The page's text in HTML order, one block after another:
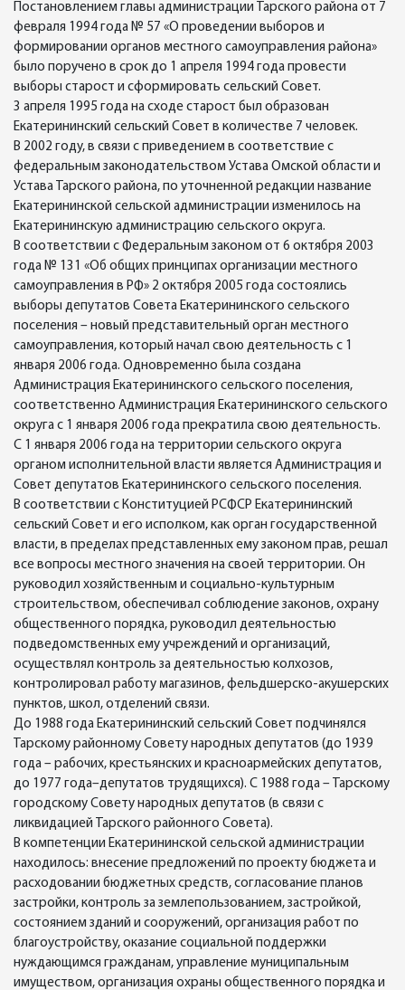
Постановлением главы администрации Тарского района от 7
февраля 1994 года № 57 «О проведении выборов и
формировании органов местного самоуправления района»
было поручено в срок до 1 апреля 1994 года провести
выборы старост и сформировать сельский Совет.
3 апреля 1995 года на сходе старост был образован
Екатерининский сельский Совет в количестве 7 человек.
В 2002 году, в связи с приведением в соответствие с
федеральным законодательством Устава Омской области и
Устава Тарского района, по уточненной редакции название
Екатерининской сельской администрации изменилось на
Екатерининскую администрацию сельского округа.
В соответствии с Федеральным законом от 6 октября 2003
года № 131 «Об общих принципах организации местного
самоуправления в РФ» 2 октября 2005 года состоялись
выборы депутатов Совета Екатерининского сельского
поселения – новый представительный орган местного
самоуправления, который начал свою деятельность с 1
января 2006 года. Одновременно была создана
Администрация Екатерининского сельского поселения,
соответственно Администрация Екатерининского сельского
округа с 1 января 2006 года прекратила свою деятельность.
С 1 января 2006 года на территории сельского округа
органом исполнительной власти является Администрация и
Совет депутатов Екатерининского сельского поселения.
В соответствии с Конституцией РСФСР Екатерининский
сельский Совет и его исполком, как орган государственной
власти, в пределах представленных ему законом прав, решал
все вопросы местного значения на своей территории. Он
руководил хозяйственным и социально-культурным
строительством, обеспечивал соблюдение законов, охрану
общественного порядка, руководил деятельностью
подведомственных ему учреждений и организаций,
осуществлял контроль за деятельностью колхозов,
контролировал работу магазинов, фельдшерско-акушерских
пунктов, школ, отделений связи.
До 1988 года Екатерининский сельский Совет подчинялся
Тарскому районному Совету народных депутатов (до 1939
года – рабочих, крестьянских и красноармейских депутатов,
до 1977 года–депутатов трудящихся). С 1988 года – Тарскому
городскому Совету народных депутатов (в связи с
ликвидацией Тарского районного Совета).
В компетенции Екатерининской сельской администрации
находилось: внесение предложений по проекту бюджета и
расходовании бюджетных средств, согласование планов
застройки, контроль за землепользованием, застройкой,
состоянием зданий и сооружений, организация работ по
благоустройству, оказание социальной поддержки
нуждающимся гражданам, управление муниципальным
имуществом, организация охраны общественного порядка и